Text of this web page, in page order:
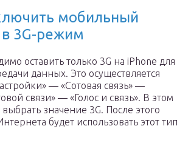
мобильный
3G-режим
оставить только 3G на iPhone для
данных. Это осуществляется
— «Сотовая связь» —
связи» — «Голос и связь». В этом
значение 3G. После этого
будет использовать этот тип